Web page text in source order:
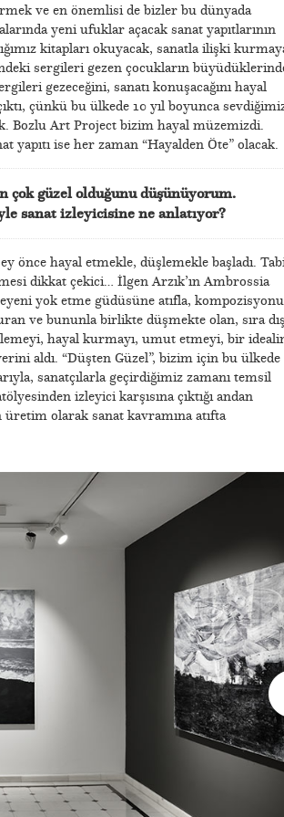
ve en önemlisi de bizler bu dünyada
yeni ufuklar açacak sanat yapıtlarının
kitapları okuyacak, sanatla ilişki
sergileri gezen çocukların
gezeceğini, sanatı konuşacağını hayal
çünkü bu ülkede 10 yıl boyunca
Bozlu Art Project bizim hayal müzemizdi.
yapıtı ise her zaman “Hayalden Öte” olacak.
çok güzel olduğunu düşünüyorum.
sanat izleyicisine ne anlatıyor?
önce hayal etmekle, düşlemekle başladı.
dikkat çekici… İlgen Arzık’ın Ambrossia
yok etme güdüsüne atıfla,
ve bununla birlikte düşmekte olan, sıra
hayal kurmayı, umut etmeyi, bir
aldı. “Düşten Güzel”, bizim için bu ülkede
sanatçılarla geçirdiğimiz zamanı temsil
izleyici karşısına çıktığı andan
üretim olarak sanat kavramına atıfta